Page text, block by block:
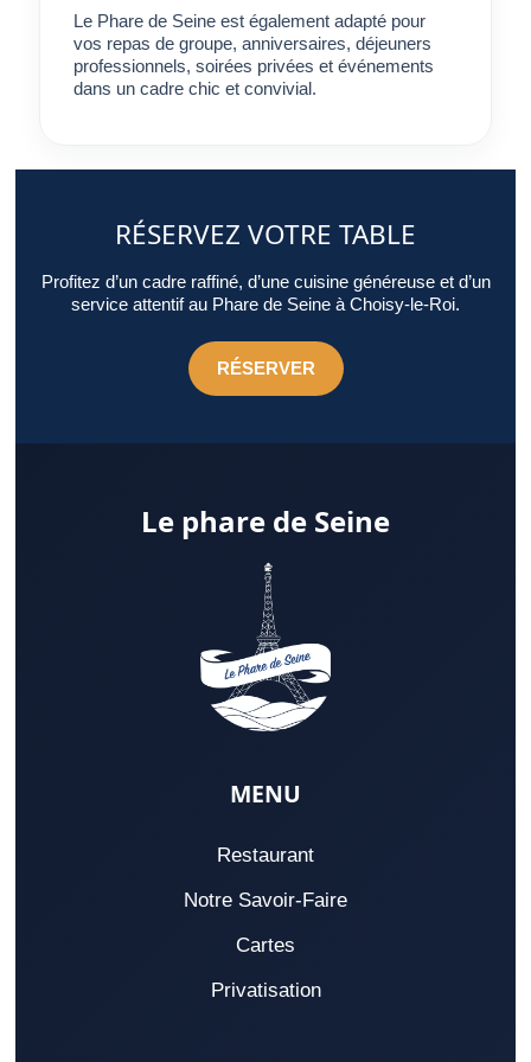
Le Phare de Seine est également adapté pour
vos repas de groupe, anniversaires, déjeuners
professionnels, soirées privées et événements
dans un cadre chic et convivial.
RÉSERVEZ VOTRE TABLE
Profitez d’un cadre raffiné, d’une cuisine généreuse et d’un
service attentif au Phare de Seine à Choisy-le-Roi.
RÉSERVER
Le phare de Seine
MENU
Restaurant
Notre Savoir-Faire
Cartes
Privatisation